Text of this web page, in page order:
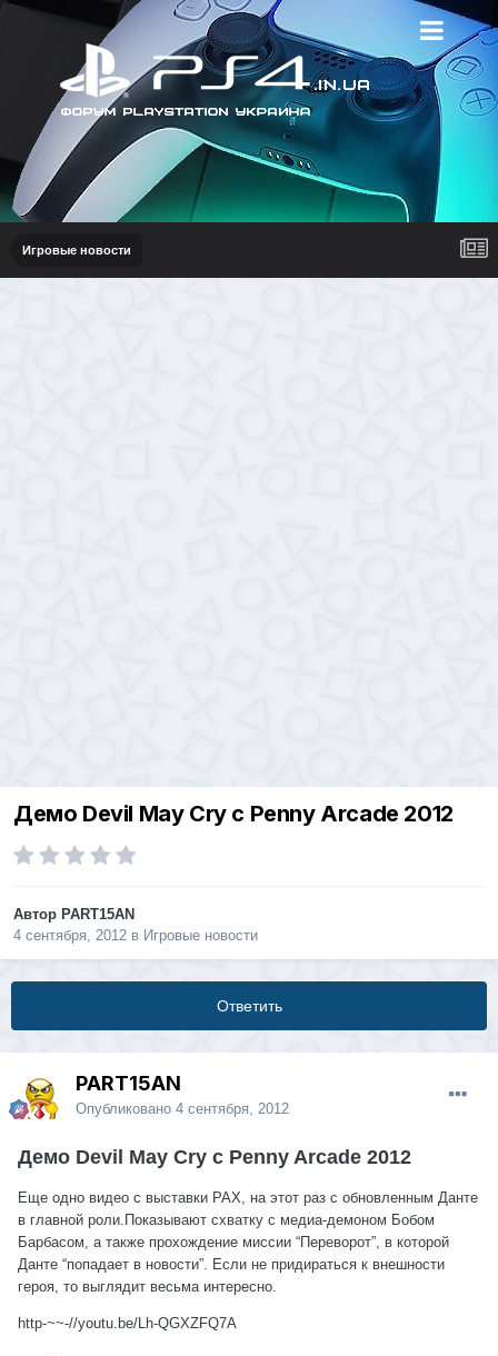
Игровые новости
Демо Devil May Cry с Penny Arcade 2012
Автор PART15AN
4 сентября, 2012 в Игровые новости
Ответить
PART15AN
Опубликовано 4 сентября, 2012
Демо Devil May Cry с Penny Arcade 2012
Еще одно видео с выставки PAX, на этот раз с обновленным Данте
в главной роли.Показывают схватку с медиа-демоном Бобом
Барбасом, а также прохождение миссии “Переворот”, в которой
Данте “попадает в новости”. Если не придираться к внешности
героя, то выглядит весьма интересно.
http-~~-//youtu.be/Lh-QGXZFQ7A